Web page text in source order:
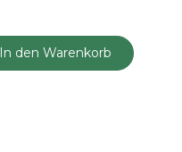
In den Warenkorb